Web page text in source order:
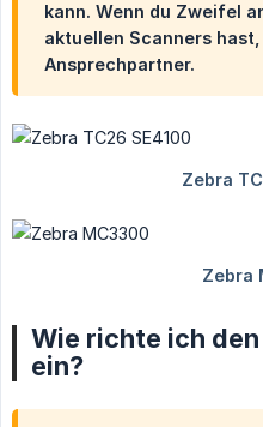
kann. Wenn du Zweifel
aktuellen Scanners
Ansprechpartner.
Wie richte ich
ein?